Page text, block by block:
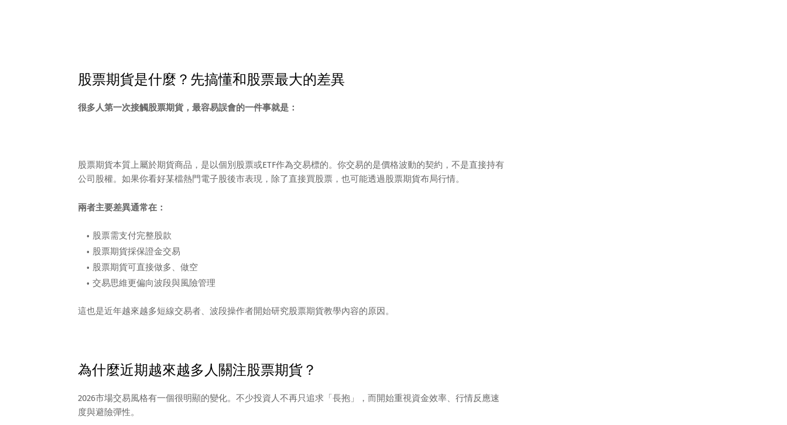
股票期貨是什麼？先搞懂和股票最大的差異
很多人第一次接觸股票期貨，最容易誤會的一件事就是：
股票期貨本質上屬於期貨商品，是以個別股票或ETF作為交易標的。你交易的是價格波動的契約，不是直接持有
公司股權。如果你看好某檔熱門電子股後市表現，除了直接買股票，也可能透過股票期貨布局行情。
兩者主要差異通常在：
股票需支付完整股款
股票期貨採保證金交易
股票期貨可直接做多、做空
交易思維更偏向波段與風險管理
這也是近年越來越多短線交易者、波段操作者開始研究股票期貨教學內容的原因。
為什麼近期越來越多人關注股票期貨？
2026市場交易風格有一個很明顯的變化。不少投資人不再只追求「長抱」，而開始重視資金效率、行情反應速
度與避險彈性。